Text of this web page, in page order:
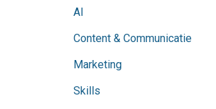
AI
Content & Communicatie
Marketing
Skills